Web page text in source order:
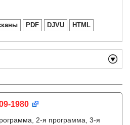
PDF DJVU HTML
1980
2-я программа, 3-я